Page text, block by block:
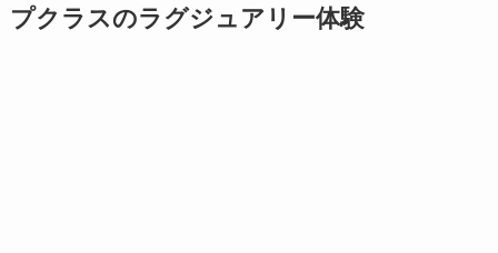
プクラスのラグジュアリー体験